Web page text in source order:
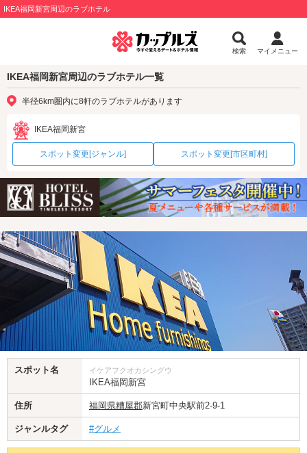
IKEA福岡新宮周辺のラブホテル
検索 マイメニュー
IKEA福岡新宮周辺のラブホテル一覧
半径6km圏内に8軒のラブホテルがあります
IKEA福岡新宮
スポット変更[ジャンル] スポット変更[市区町村]
スポット名 イケアフクオカシングウ
IKEA福岡新宮
住所 福岡県糟屋郡新宮町中央駅前2-9-1
ジャンルタグ #グルメ